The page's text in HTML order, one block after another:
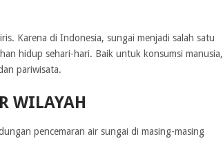
Karena di Indonesia, sungai menjadi salah satu
hidup sehari-hari. Baik untuk konsumsi manusia,
pariwisata.
WILAYAH
pencemaran air sungai di masing-masing